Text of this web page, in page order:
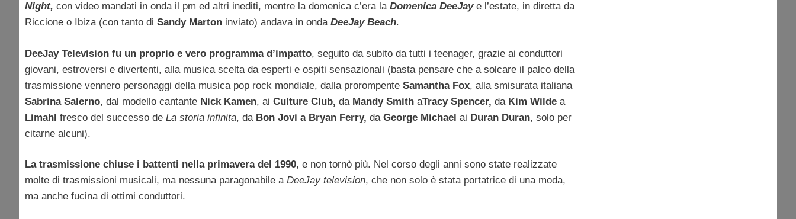
Night, con video mandati in onda il pm ed altri inediti, mentre la domenica c’era la Domenica DeeJay e l’estate, in diretta da
Riccione o Ibiza (con tanto di Sandy Marton inviato) andava in onda DeeJay Beach.
DeeJay Television fu un proprio e vero programma d’impatto, seguito da subito da tutti i teenager, grazie ai conduttori
giovani, estroversi e divertenti, alla musica scelta da esperti e ospiti sensazionali (basta pensare che a solcare il palco della
trasmissione vennero personaggi della musica pop rock mondiale, dalla prorompente Samantha Fox, alla smisurata italiana
Sabrina Salerno, dal modello cantante Nick Kamen, ai Culture Club, daMandy Smith aTracy Spencer, daKim Wilde a
Limahl fresco del successo de La storia infinita, da Bon Jovi a Bryan Ferry, daGeorge Michael ai Duran Duran, solo per
citarne alcuni).
La trasmissione chiuse i battenti nella primavera del 1990, e non tornò più. Nel corso degli anni sono state realizzate
molte di trasmissioni musicali, ma nessuna paragonabile a DeeJay television, che non solo è stata portatrice di una moda,
ma anche fucina di ottimi conduttori.